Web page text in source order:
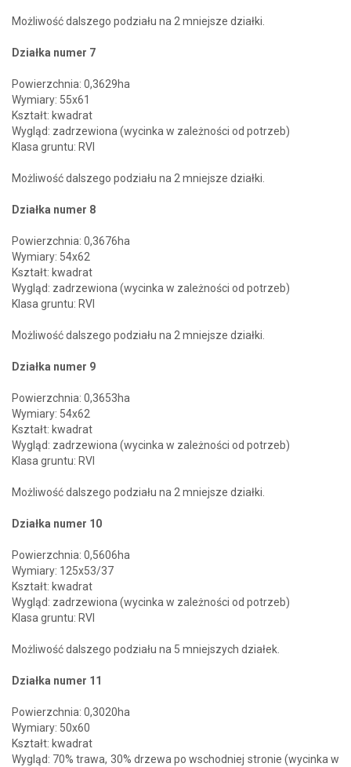
Możliwość dalszego podziału na 2 mniejsze działki.
Działka numer 7
Powierzchnia: 0,3629ha
Wymiary: 55x61
Kształt: kwadrat
Wygląd: zadrzewiona (wycinka w zależności od potrzeb)
Klasa gruntu: RVI
Możliwość dalszego podziału na 2 mniejsze działki.
Działka numer 8
Powierzchnia: 0,3676ha
Wymiary: 54x62
Kształt: kwadrat
Wygląd: zadrzewiona (wycinka w zależności od potrzeb)
Klasa gruntu: RVI
Możliwość dalszego podziału na 2 mniejsze działki.
Działka numer 9
Powierzchnia: 0,3653ha
Wymiary: 54x62
Kształt: kwadrat
Wygląd: zadrzewiona (wycinka w zależności od potrzeb)
Klasa gruntu: RVI
Możliwość dalszego podziału na 2 mniejsze działki.
Działka numer 10
Powierzchnia: 0,5606ha
Wymiary: 125x53/37
Kształt: kwadrat
Wygląd: zadrzewiona (wycinka w zależności od potrzeb)
Klasa gruntu: RVI
Możliwość dalszego podziału na 5 mniejszych działek.
Działka numer 11
Powierzchnia: 0,3020ha
Wymiary: 50x60
Kształt: kwadrat
Wygląd: 70% trawa, 30% drzewa po wschodniej stronie (wycinka w